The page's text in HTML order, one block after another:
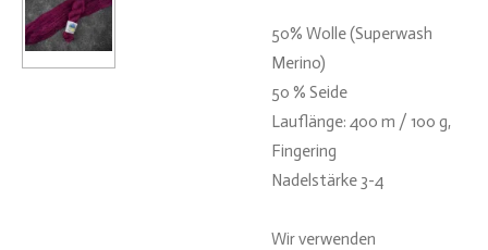
50% Wolle (Superwash
Merino)
50 % Seide
Lauflänge: 400 m / 100 g,
Fingering
Nadelstärke 3-4
Wir verwenden